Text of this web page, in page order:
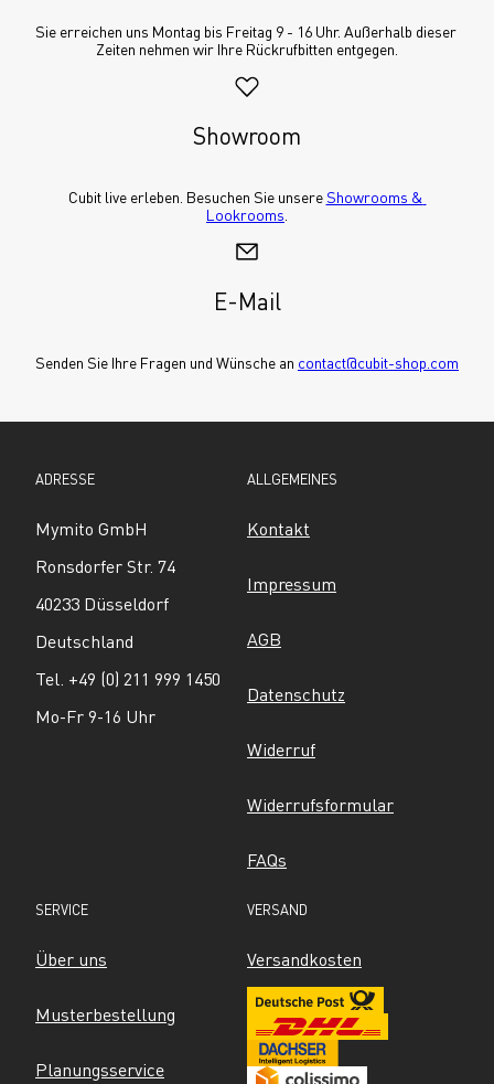
Sie erreichen uns Montag bis Freitag 9 - 16 Uhr. Außerhalb dieser
Zeiten nehmen wir Ihre Rückrufbitten entgegen.
Showroom
Cubit live erleben. Besuchen Sie unsere Showrooms &
Lookrooms
E-Mail
Senden Sie Ihre Fragen und Wünsche an contact@cubit-shop.com
ADRESSE
Mymito GmbH
Ronsdorfer Str. 74
40233 Düsseldorf
Deutschland
Tel. +49 (0) 211 999 1450
Mo-Fr 9-16 Uhr
ALLGEMEINES
Kontakt
Impressum
AGB
Datenschutz
Widerruf
Widerrufsformular
FAQs
SERVICE
Über uns
Musterbestellung
Planungsservice
VERSAND
Versandkosten